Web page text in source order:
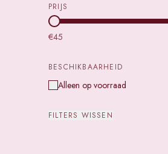
PRIJS
€45
BESCHIKBAARHEID
Alleen op voorraad
FILTERS WISSEN